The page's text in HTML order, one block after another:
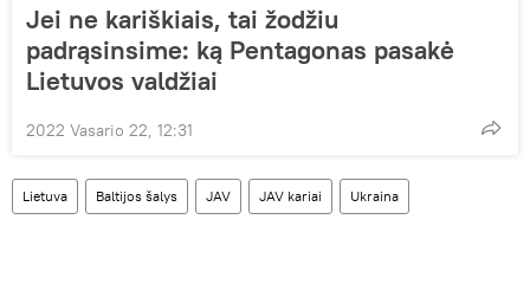
Jei ne kariškiais, tai žodžiu
padrąsinsime: ką Pentagonas pasakė
Lietuvos valdžiai
2022 Vasario 22, 12:31
Lietuva Baltijos šalys JAV JAV kariai Ukraina